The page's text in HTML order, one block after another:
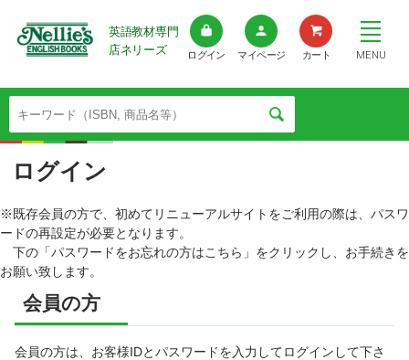
英語教材専門
店ネリーズ
ログイン マイページ カート MENU
ログイン
※既存会員の方で、初めてリニューアルサイトをご利用の際は、パスワ
ードの再設定が必要となります。
下の「パスワードをお忘れの方はこちら」をクリックし、お手続きを
お願い致します。
会員の方
会員の方は、お客様IDとパスワードを入力してログインして下さ